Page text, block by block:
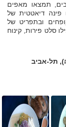
תמצאו מאפים
פינה דיאטטית של
ובתפריט של
סלט פירות, קינוח